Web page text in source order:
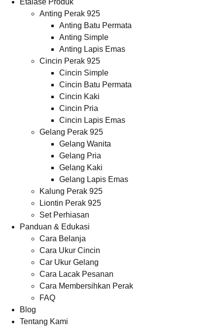
Etalase Produk
Anting Perak 925
Anting Batu Permata
Anting Simple
Anting Lapis Emas
Cincin Perak 925
Cincin Simple
Cincin Batu Permata
Cincin Kaki
Cincin Pria
Cincin Lapis Emas
Gelang Perak 925
Gelang Wanita
Gelang Pria
Gelang Kaki
Gelang Lapis Emas
Kalung Perak 925
Liontin Perak 925
Set Perhiasan
Panduan & Edukasi
Cara Belanja
Cara Ukur Cincin
Car Ukur Gelang
Cara Lacak Pesanan
Cara Membersihkan Perak
FAQ
Blog
Tentang Kami